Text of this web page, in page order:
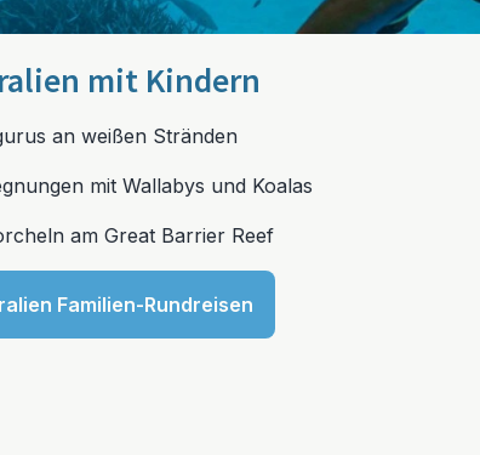
mit Kindern
an weißen Stränden
mit Wallabys und Koalas
am Great Barrier Reef
Familien-Rundreisen